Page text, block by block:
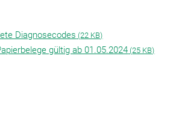
Diagnosecodes (22 KB)
gültig ab 01.05.2024 (25 KB)